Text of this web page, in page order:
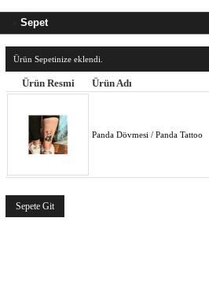
Sepet
Ürün Sepetinize eklendi.
Ürün Resmi Ürün Adı
Panda Dövmesi / Panda Tattoo
Sepete Git